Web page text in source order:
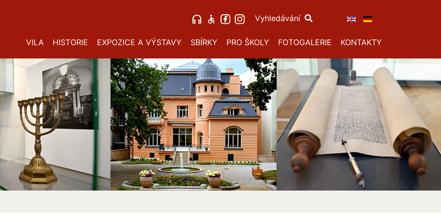
Vyhledávání
VILA HISTORIE EXPOZICE A VÝSTAVY SBÍRKY PRO ŠKOLY FOTOGALERIE KONTAKTY